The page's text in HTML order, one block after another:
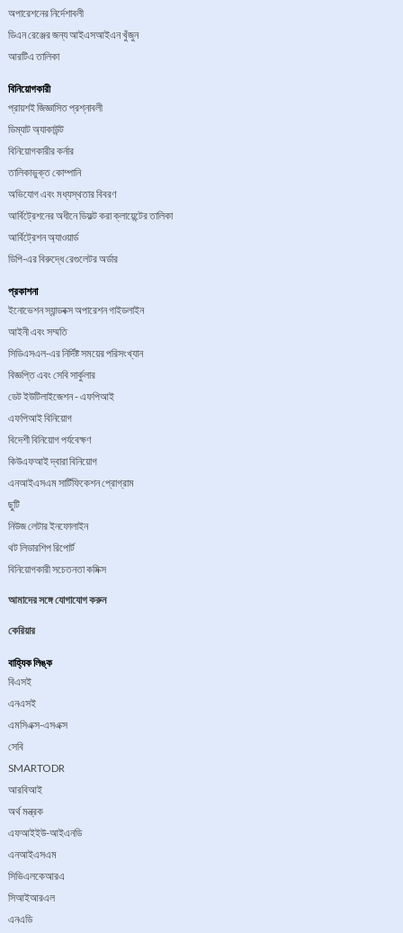
অপারেশনের নির্দেশাবলী
ডিএন রেঞ্জের জন্য আইএসআইএন খুঁজুন
আরটিএ তালিকা
বিনিয়োগকারী
প্রায়শই জিজ্ঞাসিত প্রশ্নাবলী
ডিম্যাট অ্যাকাউন্ট
বিনিয়োগকারীর কর্নার
তালিকাভুক্ত কোম্পানি
অভিযোগ এবং মধ্যস্থতার বিবরণ
আর্বিট্রেশনের অধীনে ডিফল্ট করা ক্লায়েন্টের তালিকা
আর্বিট্রেশন অ্যাওয়ার্ড
ডিপি-এর বিরুদ্ধে রেগুলেটর অর্ডার
প্রকাশনা
ইনোভেশন স্যান্ডবক্স অপারেশন গাইডলাইন
আইনী এবং সম্মতি
সিডিএসএল-এর নির্দিষ্ট সময়ের পরিসংখ্যান
বিজ্ঞপ্তি এবং সেবি সার্কুলার
ডেট ইউটিলাইজেশন - এফপিআই
এফপিআই বিনিয়োগ
বিদেশী বিনিয়োগ পর্যবেক্ষণ
কিউএফআই দ্বারা বিনিয়োগ
এনআইএসএম সার্টিফিকেশন প্রোগ্রাম
ছুটি
নিউজ লেটার ইনফোলাইন
থট লিডারশিপ রিপোর্ট
বিনিয়োগকারী সচেতনতা কমিক্স
আমাদের সঙ্গে যোগাযোগ করুন
কেরিয়ার
বাহ্যিক লিঙ্ক
বিএসই
এনএসই
এমসিএক্স-এসএক্স
সেবি
SMARTODR
আরবিআই
অর্থ মন্ত্রক
এফআইইউ-আইএনডি
এনআইএসএম
সিভিএলকেআরএ
সিআইআরএল
এনএডি